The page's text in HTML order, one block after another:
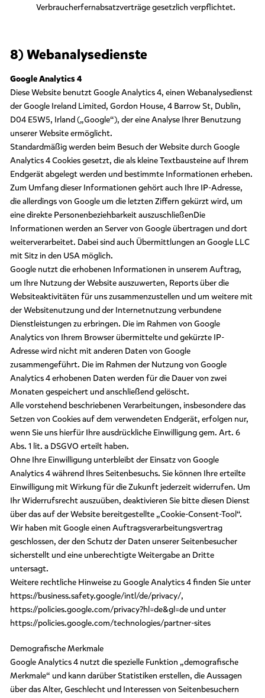
Verbraucherfernabsatzverträge gesetzlich verpflichtet.
8) Webanalysedienste
Google Analytics 4
Diese Website benutzt Google Analytics 4, einen Webanalysedienst
der Google Ireland Limited, Gordon House, 4 Barrow St, Dublin,
D04 E5W5, Irland („Google“), der eine Analyse Ihrer Benutzung
unserer Website ermöglicht.
Standardmäßig werden beim Besuch der Website durch Google
Analytics 4 Cookies gesetzt, die als kleine Textbausteine auf Ihrem
Endgerät abgelegt werden und bestimmte Informationen erheben.
Zum Umfang dieser Informationen gehört auch Ihre IP-Adresse,
die allerdings von Google um die letzten Ziffern gekürzt wird, um
eine direkte Personenbeziehbarkeit auszuschließenDie
Informationen werden an Server von Google übertragen und dort
weiterverarbeitet. Dabei sind auch Übermittlungen an Google LLC
mit Sitz in den USA möglich.
Google nutzt die erhobenen Informationen in unserem Auftrag,
um Ihre Nutzung der Website auszuwerten, Reports über die
Websiteaktivitäten für uns zusammenzustellen und um weitere mit
der Websitenutzung und der Internetnutzung verbundene
Dienstleistungen zu erbringen. Die im Rahmen von Google
Analytics von Ihrem Browser übermittelte und gekürzte IP-
Adresse wird nicht mit anderen Daten von Google
zusammengeführt. Die im Rahmen der Nutzung von Google
Analytics 4 erhobenen Daten werden für die Dauer von zwei
Monaten gespeichert und anschließend gelöscht.
Alle vorstehend beschriebenen Verarbeitungen, insbesondere das
Setzen von Cookies auf dem verwendeten Endgerät, erfolgen nur,
wenn Sie uns hierfür Ihre ausdrückliche Einwilligung gem. Art. 6
Abs. 1 lit. a DSGVO erteilt haben.
Ohne Ihre Einwilligung unterbleibt der Einsatz von Google
Analytics 4 während Ihres Seitenbesuchs. Sie können Ihre erteilte
Einwilligung mit Wirkung für die Zukunft jederzeit widerrufen. Um
Ihr Widerrufsrecht auszuüben, deaktivieren Sie bitte diesen Dienst
über das auf der Website bereitgestellte „Cookie-Consent-Tool“.
Wir haben mit Google einen Auftragsverarbeitungsvertrag
geschlossen, der den Schutz der Daten unserer Seitenbesucher
sicherstellt und eine unberechtigte Weitergabe an Dritte
untersagt.
Weitere rechtliche Hinweise zu Google Analytics 4 finden Sie unter
https://business.safety.google/intl/de/privacy/,
https://policies.google.com/privacy?hl=de&gl=de und unter
https://policies.google.com/technologies/partner-sites
Demografische Merkmale
Google Analytics 4 nutzt die spezielle Funktion „demografische
Merkmale“ und kann darüber Statistiken erstellen, die Aussagen
über das Alter, Geschlecht und Interessen von Seitenbesuchern